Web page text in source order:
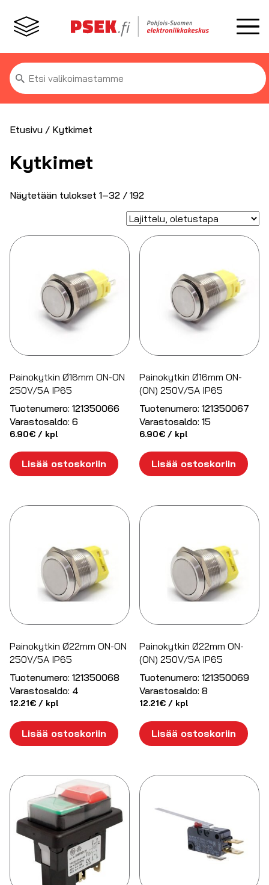
Etsi:
Etusivu / Kytkimet
Kytkimet
Näytetään tulokset 1–32 / 192
Painokytkin Ø16mm ON-ON
250V/5A IP65
Tuotenumero: 121350066
Varastosaldo: 6
6.90€ / kpl
Lisää ostoskoriin
Painokytkin Ø16mm ON-
(ON) 250V/5A IP65
Tuotenumero: 121350067
Varastosaldo: 15
6.90€ / kpl
Lisää ostoskoriin
Painokytkin Ø22mm ON-ON
250V/5A IP65
Tuotenumero: 121350068
Varastosaldo: 4
12.21€ / kpl
Lisää ostoskoriin
Painokytkin Ø22mm ON-
(ON) 250V/5A IP65
Tuotenumero: 121350069
Varastosaldo: 8
12.21€ / kpl
Lisää ostoskoriin